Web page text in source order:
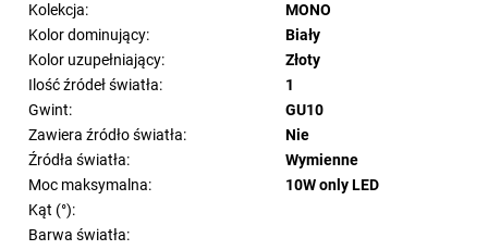
Kolekcja:
MONO
Kolor dominujący:
Biały
Kolor uzupełniający:
Złoty
Ilość źródeł światła:
1
Gwint:
GU10
Zawiera źródło światła:
Nie
Źródła światła:
Wymienne
Moc maksymalna:
10W only LED
Kąt (°):
Barwa światła: